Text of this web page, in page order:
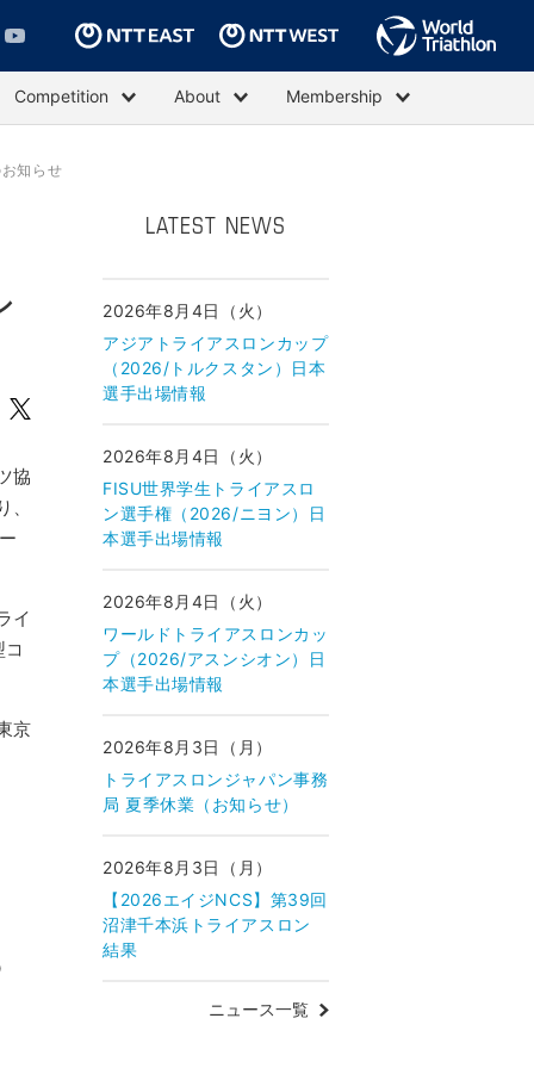
Competition About Membership
知らせ
協
イ
京
LATEST NEWS
2026年8月4日（火）
アジアトライアスロンカップ
（2026/トルクスタン）日本
選手出場情報
2026年8月4日（火）
FISU世界学生トライアスロ
ン選手権（2026/ニヨン）日
本選手出場情報
2026年8月4日（火）
ワールドトライアスロンカッ
プ（2026/アスンシオン）日
本選手出場情報
2026年8月3日（月）
トライアスロンジャパン事務
局 夏季休業（お知らせ）
2026年8月3日（月）
【2026エイジNCS】第39回
沼津千本浜トライアスロン
結果
ニュース一覧